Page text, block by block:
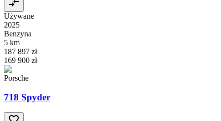
Używane
2025
Benzyna
5 km
187 897 zł
169 900 zł
Porsche
718 Spyder